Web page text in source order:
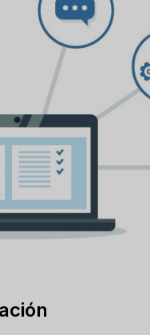
, Reviews